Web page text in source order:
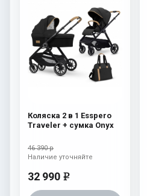
Коляска 2 в 1 Esspero
Traveler + сумка Onyx
46 390 р
32 990 e
Наличие уточняйте